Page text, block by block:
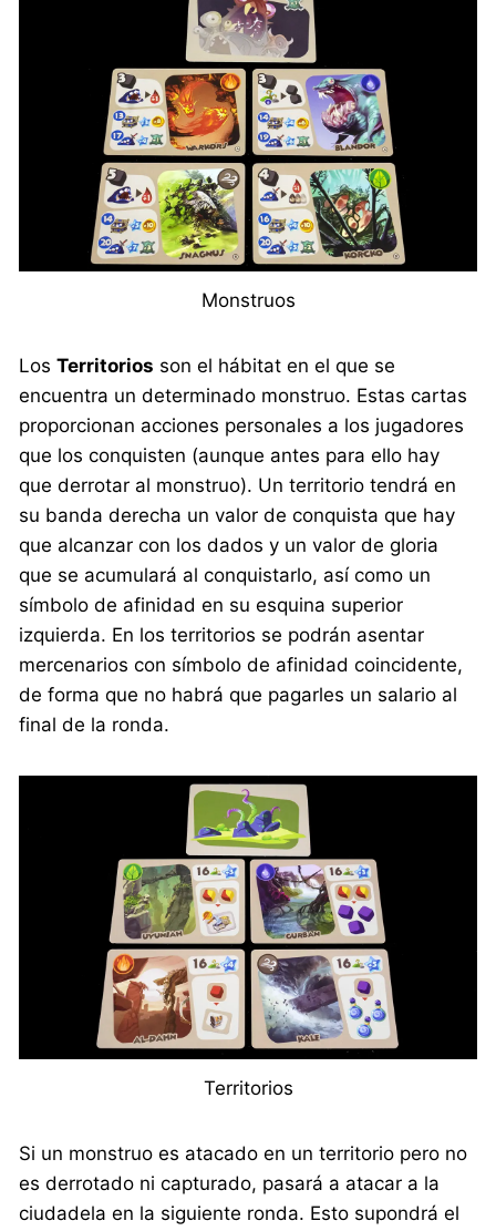
Monstruos
LosTerritorios son el hábitat en el que se
encuentra un determinado monstruo. Estas cartas
proporcionan acciones personales a los jugadores
que los conquisten (aunque antes para ello hay
que derrotar al monstruo). Un territorio tendrá en
su banda derecha un valor de conquista que hay
que alcanzar con los dados y un valor de gloria
que se acumulará al conquistarlo, así como un
símbolo de afinidad en su esquina superior
izquierda. En los territorios se podrán asentar
mercenarios con símbolo de afinidad coincidente,
de forma que no habrá que pagarles un salario al
final de la ronda.
Territorios
Si un monstruo es atacado en un territorio pero no
es derrotado ni capturado, pasará a atacar a la
ciudadela en la siguiente ronda. Esto supondrá el